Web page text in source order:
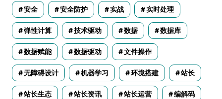
安全 安全防护 实战 实时处理
弹性计算 技术驱动 数据 数据库
数据赋能 数据驱动 文件操作
无障碍设计 机器学习 环境搭建 站长
站长生态 站长资讯 站长运营 编解码